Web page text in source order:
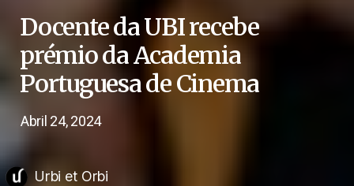
Docente da UBI recebe
prémio da Academia
Portuguesa de Cinema
Abril 24, 2024
Urbi et Orbi